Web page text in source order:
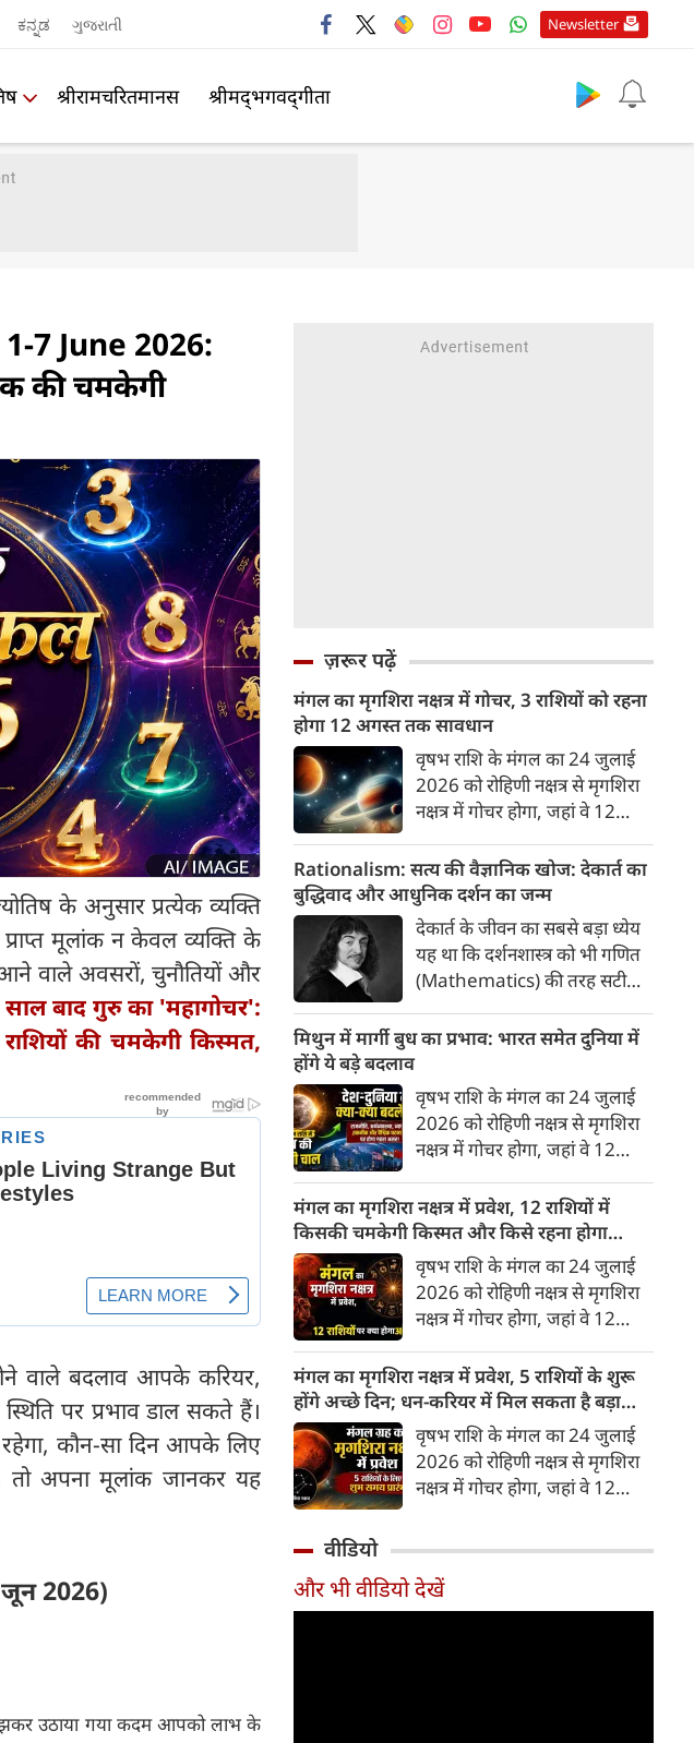
ಕನ್ನಡ ગુજરાતી Newsletter
श्रीरामचरितमानस श्रीमद्‍भगवद्‍गीता
7 June 2026:
की चमकेगी
के अनुसार प्रत्येक व्यक्ति
मूलांक न केवल व्यक्ति के
वाले अवसरों, चुनौतियों और
बाद गुरु का 'महागोचर':
की चमकेगी किस्मत,
वाले बदलाव आपके करियर,
पर प्रभाव डाल सकते हैं।
कौन-सा दिन आपके लिए
तो अपना मूलांक जानकर यह
2026)
उठाया गया कदम आपको लाभ के
ज़रूर पढ़ें
मंगल का मृगशिरा नक्षत्र में गोचर, 3 राशियों को रहना
होगा 12 अगस्त तक सावधान
वृषभ राशि के मंगल का 24 जुलाई
2026 को रोहिणी नक्षत्र से मृगशिरा
नक्षत्र में गोचर होगा, जहां वे 12
परिवर्तन के चलते 3 राशि के लोगों
को 12 अगस्त तक रहना होगा
सावधान। चलिए जानते हैं कि किन
राशि 3 राशियों को रहना होगा
सावधान।
Rationalism: सत्य की वैज्ञानिक खोज: देकार्त का
बुद्धिवाद और आधुनिक दर्शन का जन्म
देकार्त के जीवन का सबसे बड़ा ध्येय
यह था कि दर्शनशास्त्र को भी गणित
(Mathematics) की तरह सटीक,
जाए। वे एक ऐसा सार्वभौमिक सत्य
खोजना चाहते थे, जिस पर कोई भी
प्रश्नचिह्न न लगा सके। इसी विचार ने
बुद्धिवाद (Rationalism) की नींव
रखी। आइए, देकार्त के इस अद्भुत
दार्शनिक चिंतन के 4 प्रमुख स्तंभों को
गहराई से समझते हैं।
मिथुन में मार्गी बुध का प्रभाव: भारत समेत दुनिया में
होंगे ये बड़े बदलाव
वृषभ राशि के मंगल का 24 जुलाई
2026 को रोहिणी नक्षत्र से मृगशिरा
नक्षत्र में गोचर होगा, जहां वे 12
में एक बड़ा हलचल भरा मोड़ आ चुका
है- बुध ग्रह अपनी ही प्रिय राशि मिथुन
में सीधे (मार्गी) चलने लगे हैं। अब जब
बुद्धि और संवाद का कारक ग्रह सीधी
चाल चलेगा, तो जाहिर है आपकी
सोच, बातचीत और फैसलों की रफ्तार
भी बदल जाएगी।
मंगल का मृगशिरा नक्षत्र में प्रवेश, 12 राशियों में
किसकी चमकेगी किस्मत और किसे रहना होगा
सावधान?
वृषभ राशि के मंगल का 24 जुलाई
2026 को रोहिणी नक्षत्र से मृगशिरा
नक्षत्र में गोचर होगा, जहां वे 12
परिवर्तन के चलते मेष से लेकर मीन
तक किन राशियों के लिए शुभ और
किनके लिए है अशुभ। ज्योतिष शास्त्र
में मंगल को ऊर्जा, साहस, पराक्रम
और भूमि का कारक माना गया है,
जबकि मृगशिरा नक्षत्र के स्वामी स्वयं
मंगल का यह गोचर अत्यंत
शक्तिशाली और शुभ फलदायी माना
जा रहा है।
मंगल का मृगशिरा नक्षत्र में प्रवेश, 5 राशियों के शुरू
होंगे अच्छे दिन; धन-करियर में मिल सकता है बड़ा
लाभ
वृषभ राशि के मंगल का 24 जुलाई
2026 को रोहिणी नक्षत्र से मृगशिरा
नक्षत्र में गोचर होगा, जहां वे 12
बदलाव देखने को मिलेंगे और उनके
लिए लाभ के योग बनेंगे।
वीडियो
और भी वीडियो देखें